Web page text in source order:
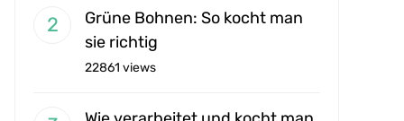
Grüne Bohnen: So kocht man
sie richtig
22861 views